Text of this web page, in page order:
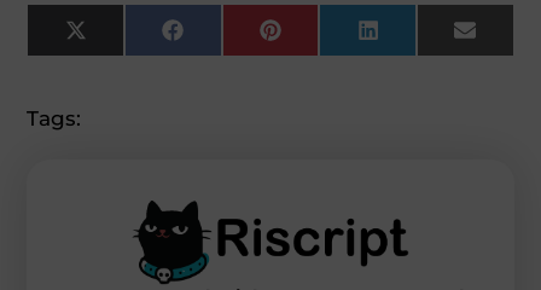
X
(Twitter)
FacebookPinterestLinkedInEmail
Tags: